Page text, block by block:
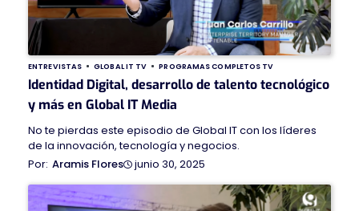
ENTREVISTAS GLOBAL IT TV PROGRAMAS COMPLETOS TV
Identidad Digital, desarrollo de talento tecnológico
y más en Global IT Media
No te pierdas este episodio de Global IT con los líderes
de la innovación, tecnología y negocios.
Aramis Flores
junio 30, 2025